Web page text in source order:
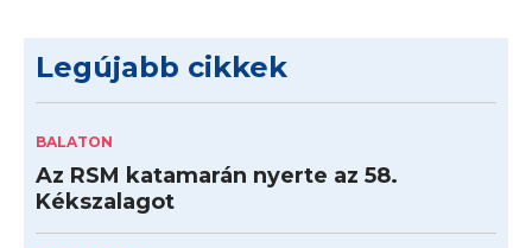
Legújabb cikkek
BALATON
Az RSM katamarán nyerte az 58.
Kékszalagot